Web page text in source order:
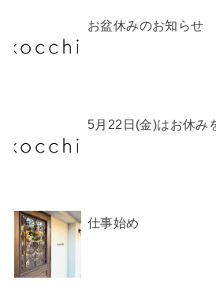
お盆休みのお知らせ
5月22日(金)はお休み
仕事始め